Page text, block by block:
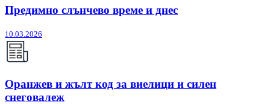
Предимно слънчево време и днес
10.03.2026
Оранжев и жълт код за виелици и силен
снеговалеж